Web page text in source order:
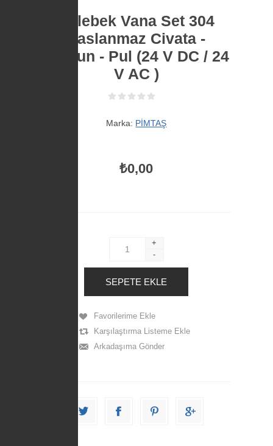
Kelebek Vana Set 304
Paslanmaz Civata -
Somun - Pul (24 V DC / 24
V AC )
Marka: PİMTAŞ
₺0,00
+
-